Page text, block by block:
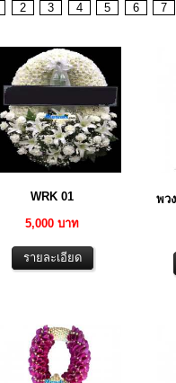
2 3 4 5 6 7
WRK 01
5,000 บาท
พว